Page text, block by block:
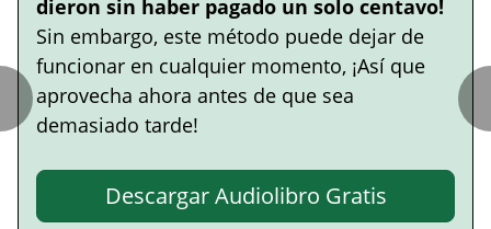
dieron sin haber pagado un solo centavo!
Sin embargo, este método puede dejar de
funcionar en cualquier momento, ¡Así que
aprovecha ahora antes de que sea
demasiado tarde!
Descargar Audiolibro Gratis